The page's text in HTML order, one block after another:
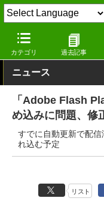
カテゴリ 過去記事
窓の杜 セキュリティ
ニュース
「Adobe Flash
め込みに問題、修
すでに自動更新で配
れ込む予定
リスト